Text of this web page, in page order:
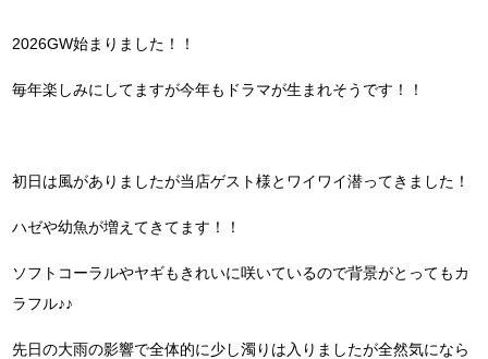
2026GW始まりました！！
毎年楽しみにしてますが今年もドラマが生まれそうです！！
初日は風がありましたが当店ゲスト様とワイワイ潜ってきました！
ハゼや幼魚が増えてきてます！！
ソフトコーラルやヤギもきれいに咲いているので背景がとってもカ
ラフル♪♪
先日の大雨の影響で全体的に少し濁りは入りましたが全然気になら